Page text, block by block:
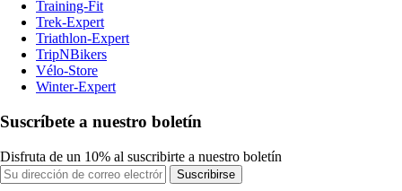
Training-Fit
Trek-Expert
Triathlon-Expert
TripNBikers
Vélo-Store
Winter-Expert
Suscríbete a nuestro boletín
Disfruta de un 10% al suscribirte a nuestro boletín
Suscribirse